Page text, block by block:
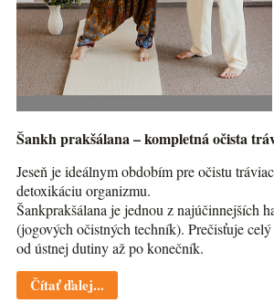
Šankh prakšálana – kompletná očista
Jeseň je ideálnym obdobím pre očistu
detoxikáciu organizmu.
Šankprakšálana je jednou z najúčinnejších
(jogových očistných techník). Prečisťuje
od ústnej dutiny až po konečník.
Čítať ďalej...